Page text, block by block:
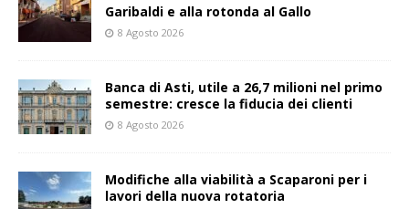
Garibaldi e alla rotonda al Gallo
8 Agosto 2026
Banca di Asti, utile a 26,7 milioni nel primo
semestre: cresce la fiducia dei clienti
8 Agosto 2026
Modifiche alla viabilità a Scaparoni per i
lavori della nuova rotatoria